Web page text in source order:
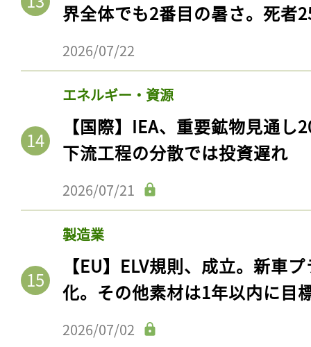
界全体でも2番目の暑さ。死者
2026/07/22
エネルギー・資源
【国際】IEA、重要鉱物見通
下流工程の分散では投資遅れ
2026/07/21
製造業
【EU】ELV規則、成立。新車
化。その他素材は1年以内に目
2026/07/02